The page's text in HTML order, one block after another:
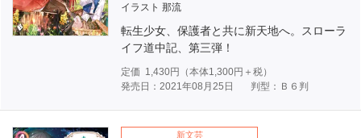
イラスト 那流
転生少女、保護者と共に新天地へ。スローラ
イフ道中記、第三弾！
定価 1,430円（本体1,300円＋税）
発売日：2021年08月25日
判型：Ｂ６判
新文芸